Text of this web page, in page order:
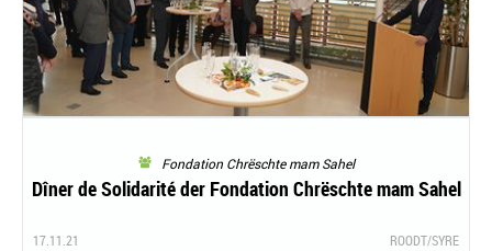
Fondation Chrëschte mam Sahel
Dîner de Solidarité der Fondation Chrëschte mam Sahel
17.11.21 ROODT/SYRE